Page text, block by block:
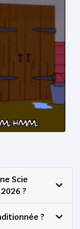
Scie
?
?